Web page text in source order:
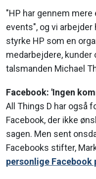
"HP har gennem
events", og vi
styrke HP som en
medarbejdere,
talsmanden Michael
Facebook: 'Ingen
All Things D har også
Facebook, der ikke
sagen. Men sent
Facebooks stifter,
personlige Facebook